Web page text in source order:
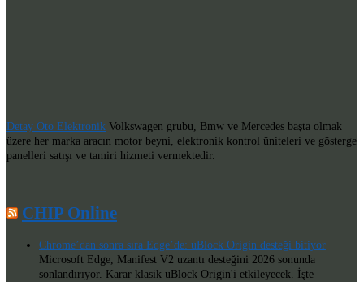
Detay Oto Elektronik Volkswagen grubu, Bmw ve Mercedes başta olmak
üzere her marka aracın motor beyni, elektronik kontrol üniteleri ve gösterge
panelleri satışı ve tamiri hizmeti vermektedir.
CHIP Online
Chrome’dan sonra sıra Edge’de: uBlock Origin desteği bitiyor
Microsoft Edge, Manifest V2 uzantı desteğini 2026 sonunda
sonlandırıyor. Karar klasik uBlock Origin'i etkileyecek. İşte